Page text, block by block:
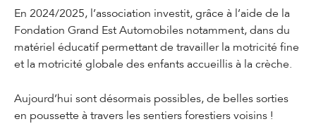
En 2024/2025, l’association investit, grâce à l’aide de la
Fondation Grand Est Automobiles notamment, dans du
matériel éducatif permettant de travailler la motricité fine
et la motricité globale des enfants accueillis à la crèche.
Aujourd’hui sont désormais possibles, de belles sorties
en poussette à travers les sentiers forestiers voisins !